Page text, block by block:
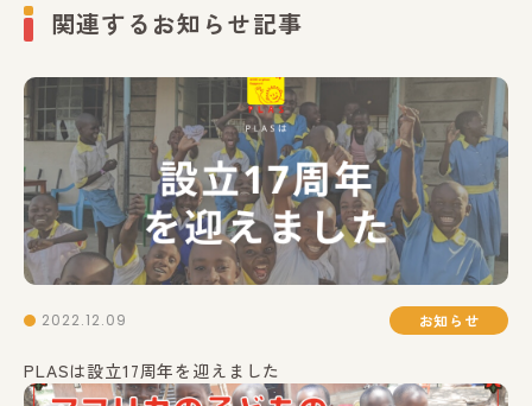
関連するお知らせ記事
2022.12.09 お知らせ
PLASは設立17周年を迎えました